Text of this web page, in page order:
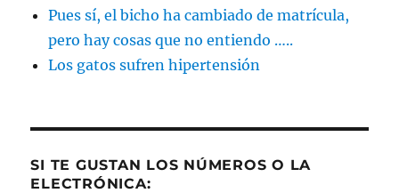
Pues sí, el bicho ha cambiado de matrícula,
pero hay cosas que no entiendo …..
Los gatos sufren hipertensión
SI TE GUSTAN LOS NÚMEROS O LA
ELECTRÓNICA: